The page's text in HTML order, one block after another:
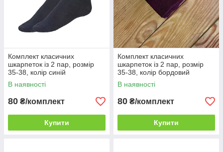
Комплект класичних
шкарпеток із 2 пар, розмір
35-38, колір синій
В наявності
80 ₴/комплект
Купити
Комплект класичних
шкарпеток із 2 пар, розмір
35-38, колір бордовий
В наявності
80 ₴/комплект
Купити